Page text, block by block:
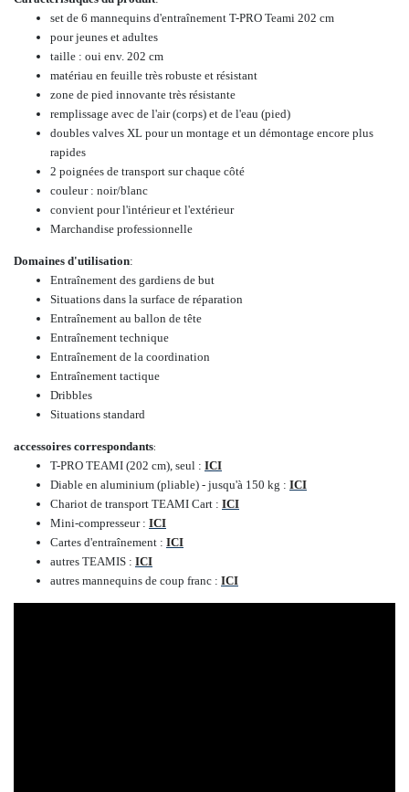
set de 6 mannequins d'entraînement T-PRO Teami 202 cm
pour jeunes et adultes
taille : oui env. 202 cm
matériau en feuille très robuste et résistant
zone de pied innovante très résistante
remplissage avec de l'air (corps) et de l'eau (pied)
doubles valves XL pour un montage et un démontage encore plus
rapides
2 poignées de transport sur chaque côté
couleur : noir/blanc
convient pour l'intérieur et l'extérieur
Marchandise professionnelle
Domaines d'utilisation:
Entraînement des gardiens de but
Situations dans la surface de réparation
Entraînement au ballon de tête
Entraînement technique
Entraînement de la coordination
Entraînement tactique
Dribbles
Situations standard
accessoires correspondants:
T-PRO TEAMI (202 cm), seul : ICI
Diable en aluminium (pliable) - jusqu'à 150 kg : ICI
Chariot de transport TEAMI Cart : ICI
Mini-compresseur : ICI
Cartes d'entraînement : ICI
autres TEAMIS : ICI
autres mannequins de coup franc : ICI